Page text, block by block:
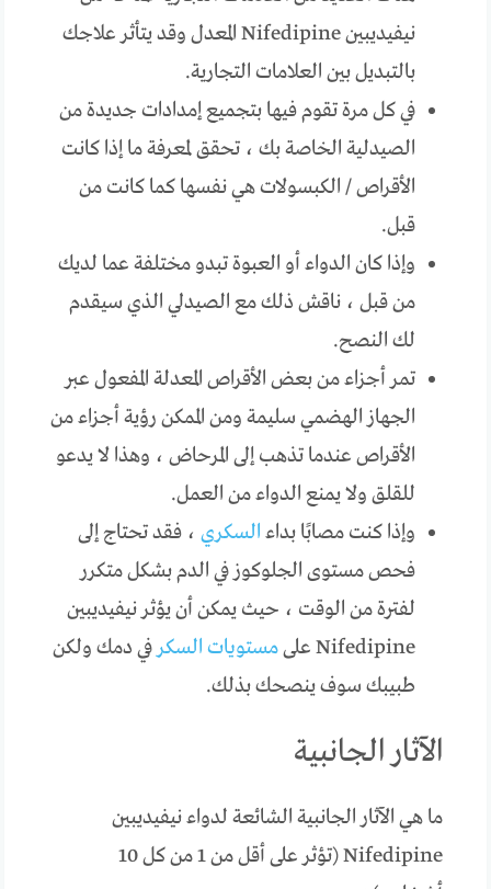
نيفيديبين Nifedipine المعدل وقد يتأثر علاجك
بالتبديل بين العلامات التجارية.
في كل مرة تقوم فيها بتجميع إمدادات جديدة من
الصيدلية الخاصة بك ، تحقق لمعرفة ما إذا كانت
الأقراص / الكبسولات هي نفسها كما كانت من
قبل.
وإذا كان الدواء أو العبوة تبدو مختلفة عما لديك
من قبل ، ناقش ذلك مع الصيدلي الذي سيقدم
لك النصح.
تمر أجزاء من بعض الأقراص المعدلة المفعول عبر
الجهاز الهضمي سليمة ومن الممكن رؤية أجزاء من
الأقراص عندما تذهب إلى المرحاض ، وهذا لا يدعو
للقلق ولا يمنع الدواء من العمل.
وإذا كنت مصابًا بداء السكري ، فقد تحتاج إلى
فحص مستوى الجلوكوز في الدم بشكل متكرر
لفترة من الوقت ، حيث يمكن أن يؤثر نيفيديبين
Nifedipine على
مستويات السكرفي دمك ولكن
طبيبك سوف ينصحك بذلك.
الآثار الجانبية
ما هي الآثار الجانبية الشائعة لدواء نيفيديبين
Nifedipine (تؤثر على أقل من 1 من كل 10